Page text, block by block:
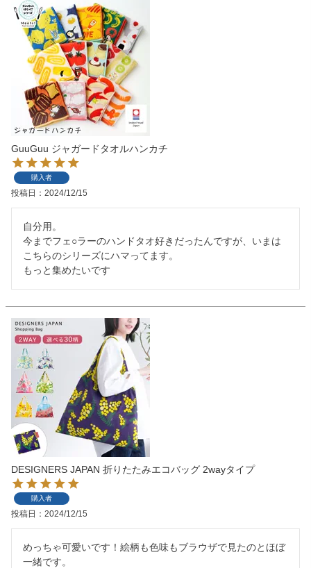
GuuGuu ジャガードタオルハンカチ
購入者
投稿日 2024/12/15
自分用。
今までフェ○ラーのハンドタオ好きだったんですが、いまは
こちらのシリーズにハマってます。
もっと集めたいです
DESIGNERS JAPAN 折りたたみエコバッグ 2wayタイプ
購入者
投稿日 2024/12/15
めっちゃ可愛いです！絵柄も色味もブラウザで見たのとほぼ
一緒です。